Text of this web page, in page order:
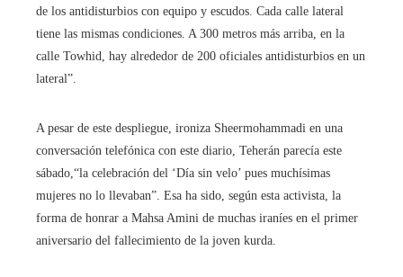
de los antidisturbios con equipo y escudos. Cada calle lateral
tiene las mismas condiciones. A 300 metros más arriba, en la
calle Towhid, hay alrededor de 200 oficiales antidisturbios en un
lateral”.
A pesar de este despliegue, ironiza Sheermohammadi en una
conversación telefónica con este diario, Teherán parecía este
sábado,“la celebración del ‘Día sin velo’ pues muchísimas
mujeres no lo llevaban”. Esa ha sido, según esta activista, la
forma de honrar a Mahsa Amini de muchas iraníes en el primer
aniversario del fallecimiento de la joven kurda.